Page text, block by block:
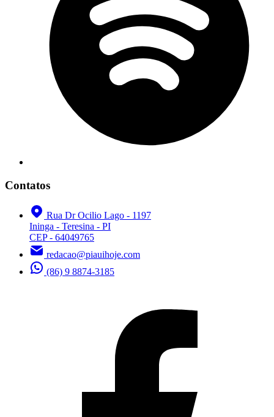
Contatos
Rua Dr Ocilio Lago - 1197
Ininga - Teresina - PI
CEP - 64049765
redacao@piauihoje.com
(86) 9 8874-3185